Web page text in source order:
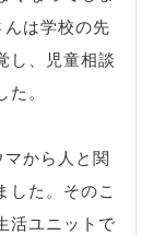
は学校の先
し、児童相談
。
から人と関
した。そのこ
活ユニットで